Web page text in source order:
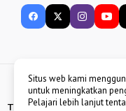
Copyright 2013 -
Tentang Kami
Situs web kami
untuk meningkatkan
Pelajari lebih lanjut